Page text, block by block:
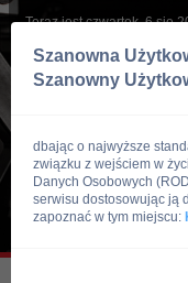
Teraz jest czwartek, 6 sie
Szanowna
Szanowny
dbając o najwyższe
związku z wejściem w
Danych Osobowych
serwisu dostosowując ją
zapoznać w tym miejscu: